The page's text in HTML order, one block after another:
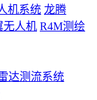
机系统 龙腾
无人机 R4M测绘
达测流系统